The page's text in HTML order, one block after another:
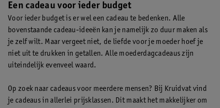
Een cadeau voor ieder budget
Voor ieder budget is er wel een cadeau te bedenken. Alle
bovenstaande cadeau-ideeën kan je namelijk zo duur maken als
je zelf wilt. Maar vergeet niet, de liefde voor je moeder hoef je
niet uit te drukken in getallen. Alle moederdagcadeaus zijn
uiteindelijk evenveel waard.
Op zoek naar cadeaus voor meerdere mensen? Bij Kruidvat vind
je cadeaus in allerlei prijsklassen. Dit maakt het makkelijker om